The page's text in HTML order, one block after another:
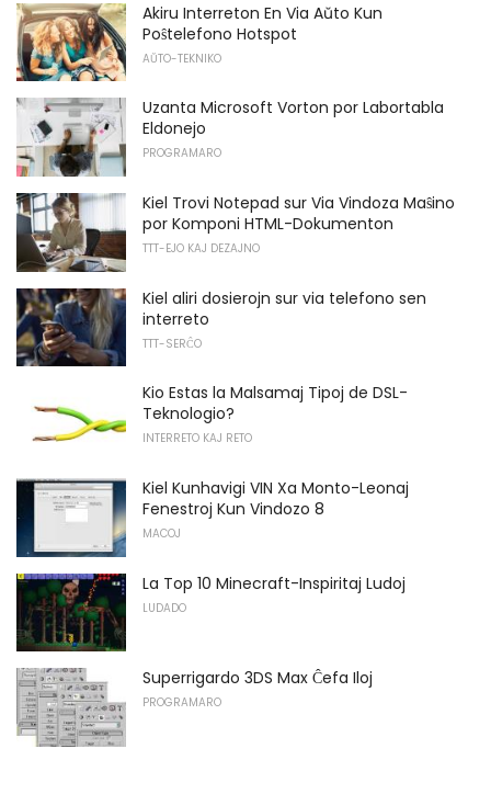
Akiru Interreton En Via Aŭto Kun
Poŝtelefono Hotspot
AŬTO-TEKNIKO
Uzanta Microsoft Vorton por Labortabla
Eldonejo
PROGRAMARO
Kiel Trovi Notepad sur Via Vindoza Maŝino
por Komponi HTML-Dokumenton
TTT-EJO KAJ DEZAJNO
Kiel aliri dosierojn sur via telefono sen
interreto
TTT-SERĈO
Kio Estas la Malsamaj Tipoj de DSL-
Teknologio?
INTERRETO KAJ RETO
Kiel Kunhavigi VIN Xa Monto-Leonaj
Fenestroj Kun Vindozo 8
MACOJ
La Top 10 Minecraft-Inspiritaj Ludoj
LUDADO
Superrigardo 3DS Max Ĉefa Iloj
PROGRAMARO